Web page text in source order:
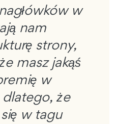
w
nam
strony,
masz jakąś
w
że
w tagu